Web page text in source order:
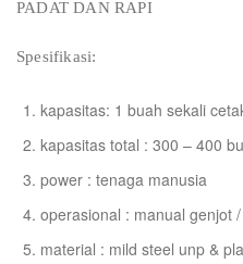
PADAT DAN RAPI
Spesifikasi:
kapasitas: 1 buah sekali
kapasitas total : 300 – 400
power : tenaga manusia
operasional : manual genjot
material : mild steel unp &